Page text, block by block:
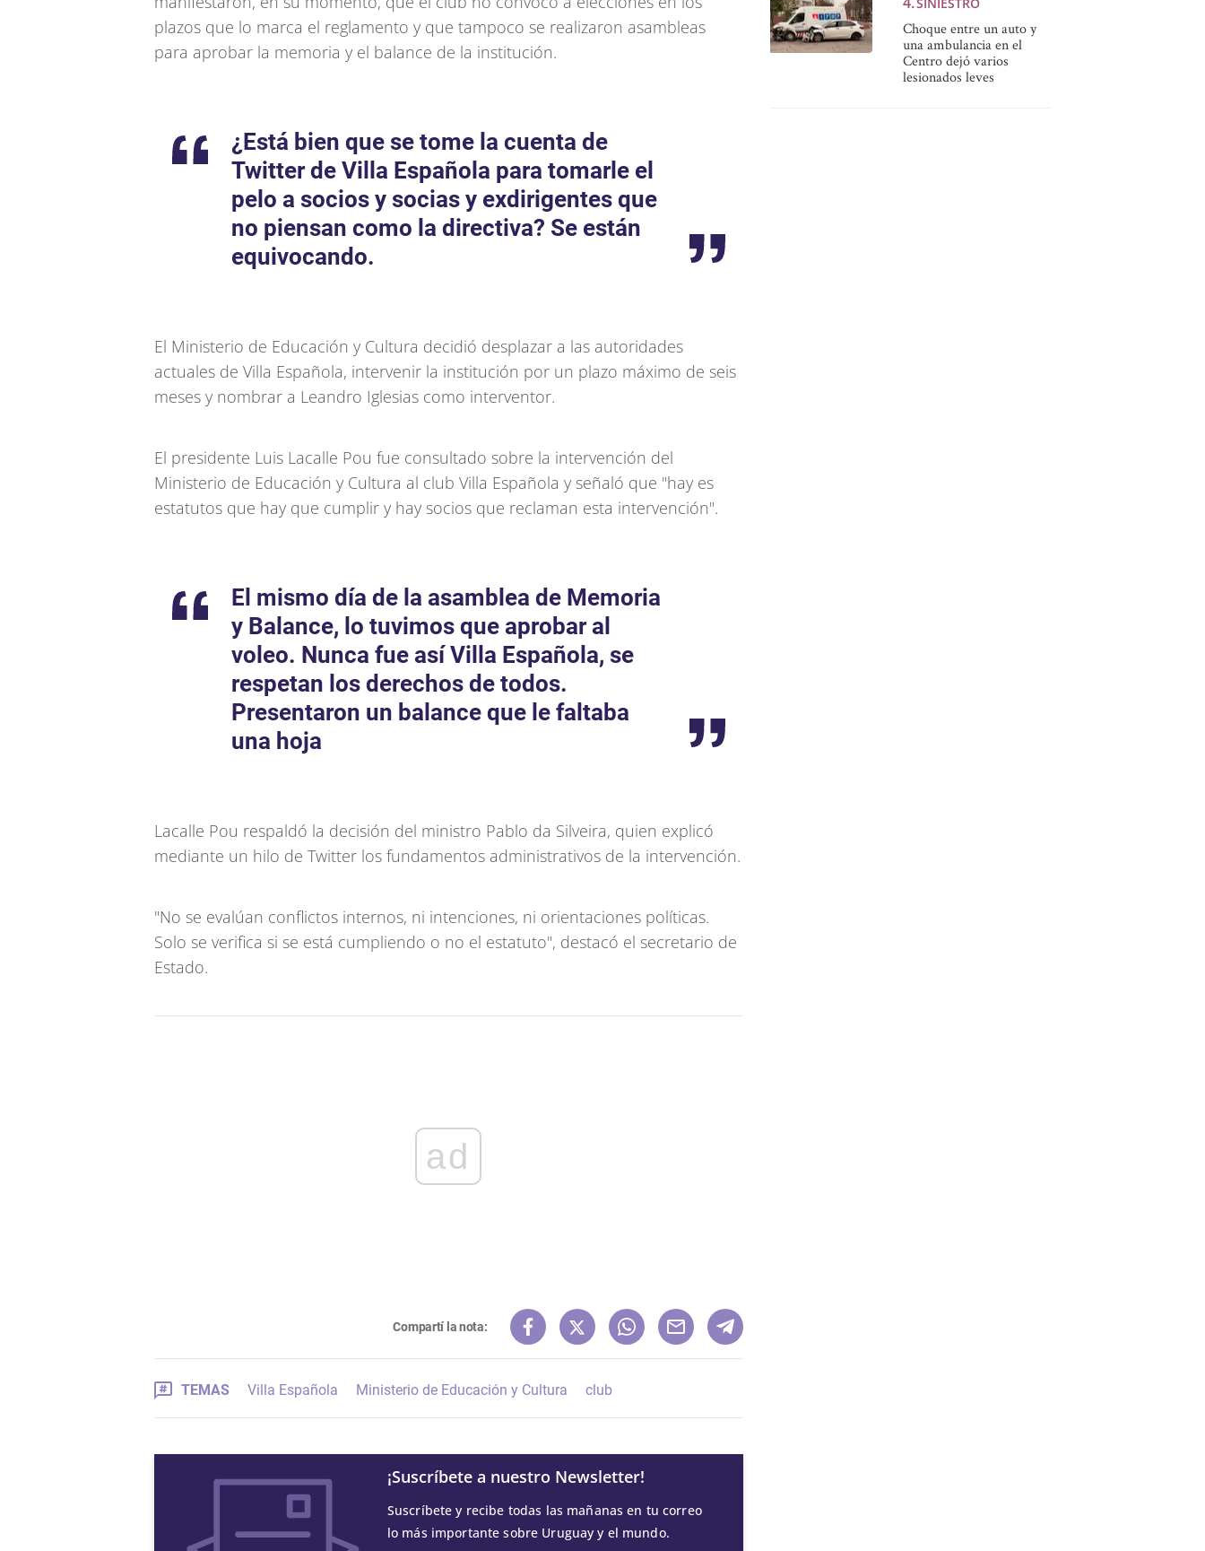
plazos que lo marca el reglamento y que tampoco se realizaron asambleas
para aprobar la memoria y el balance de la institución.
¿Está bien que se tome la cuenta de
Twitter de Villa Española para tomarle el
pelo a socios y socias y exdirigentes que
no piensan como la directiva? Se están
equivocando.
El Ministerio de Educación y Cultura decidió desplazar a las autoridades
actuales de Villa Española, intervenir la institución por un plazo máximo de seis
meses y nombrar a Leandro Iglesias como interventor.
El presidente Luis Lacalle Pou fue consultado sobre la intervención del
Ministerio de Educación y Cultura al club Villa Española y señaló que "hay es
estatutos que hay que cumplir y hay socios que reclaman esta intervención".
El mismo día de la asamblea de Memoria
y Balance, lo tuvimos que aprobar al
voleo. Nunca fue así Villa Española, se
respetan los derechos de todos.
Presentaron un balance que le faltaba
una hoja
Lacalle Pou respaldó la decisión del ministro Pablo da Silveira, quien explicó
mediante un hilo de Twitter los fundamentos administrativos de la intervención.
"No se evalúan conflictos internos, ni intenciones, ni orientaciones políticas.
Solo se verifica si se está cumpliendo o no el estatuto", destacó el secretario de
Estado.
ad
Compartí la nota:
TEMAS Villa Española Ministerio de Educación y Cultura club
¡Suscríbete a nuestro Newsletter!
Suscríbete y recibe todas las mañanas en tu correo
lo más importante sobre Uruguay y el mundo.
SINIESTRO
Choque entre un auto y
una ambulancia en el
Centro dejó varios
lesionados leves